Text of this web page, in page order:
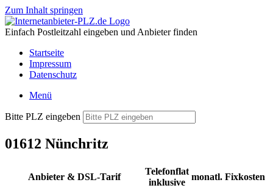
Zum Inhalt springen
Einfach Postleitzahl eingeben und Anbieter finden
Startseite
Impressum
Datenschutz
Menü
Bitte PLZ eingeben
01612 Nünchritz
Anbieter & DSL-Tarif
Telefonflat
inklusive
monatl. Fixkosten